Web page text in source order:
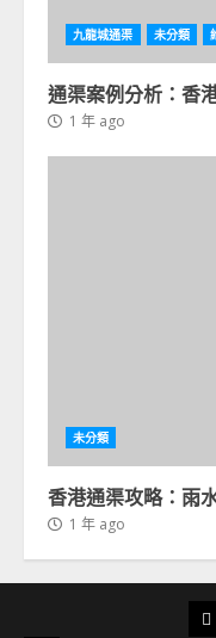
九龍城通渠 未分類
通渠案例分析：香
1 年 ago
未分類
香港通渠攻略：雨
1 年 ago
首